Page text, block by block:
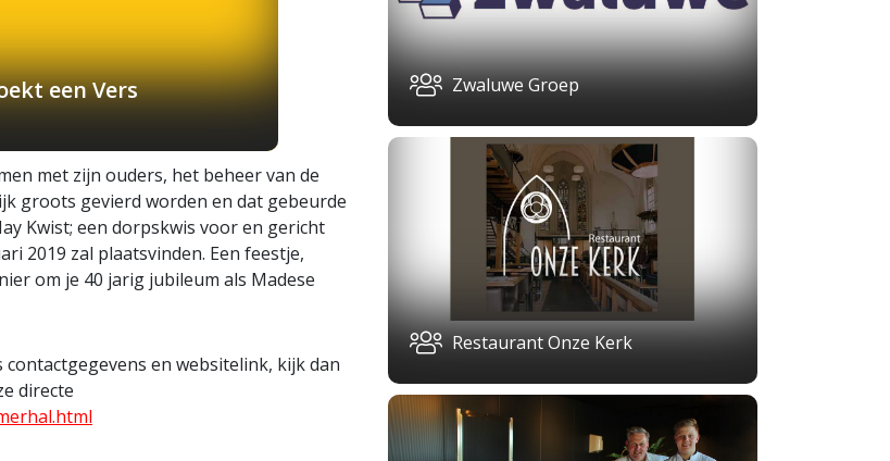
een Vers
met zijn ouders, het beheer van de
groots gevierd worden en dat gebeurde
Kwist; een dorpskwis voor en gericht
2019 zal plaatsvinden. Een feestje,
om je 40 jarig jubileum als Madese
en websitelink, kijk dan
directe
Zwaluwe Groep
Restaurant Onze Kerk